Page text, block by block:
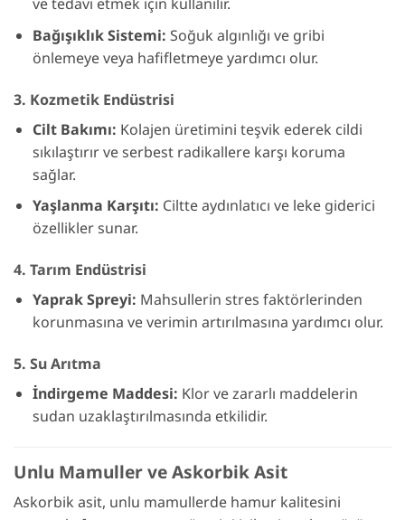
Bağışıklık Sistemi: Soğuk algınlığı ve gribi
önlemeye veya hafifletmeye yardımcı olur.
3. Kozmetik Endüstrisi
Cilt Bakımı: Kolajen üretimini teşvik ederek cildi
sıkılaştırır ve serbest radikallere karşı koruma
sağlar.
Yaşlanma Karşıtı: Ciltte aydınlatıcı ve leke giderici
özellikler sunar.
4. Tarım Endüstrisi
Yaprak Spreyi: Mahsullerin stres faktörlerinden
korunmasına ve verimin artırılmasına yardımcı olur.
5. Su Arıtma
İndirgeme Maddesi: Klor ve zararlı maddelerin
sudan uzaklaştırılmasında etkilidir.
Unlu Mamuller ve Askorbik Asit
Askorbik asit, unlu mamullerde hamur kalitesini